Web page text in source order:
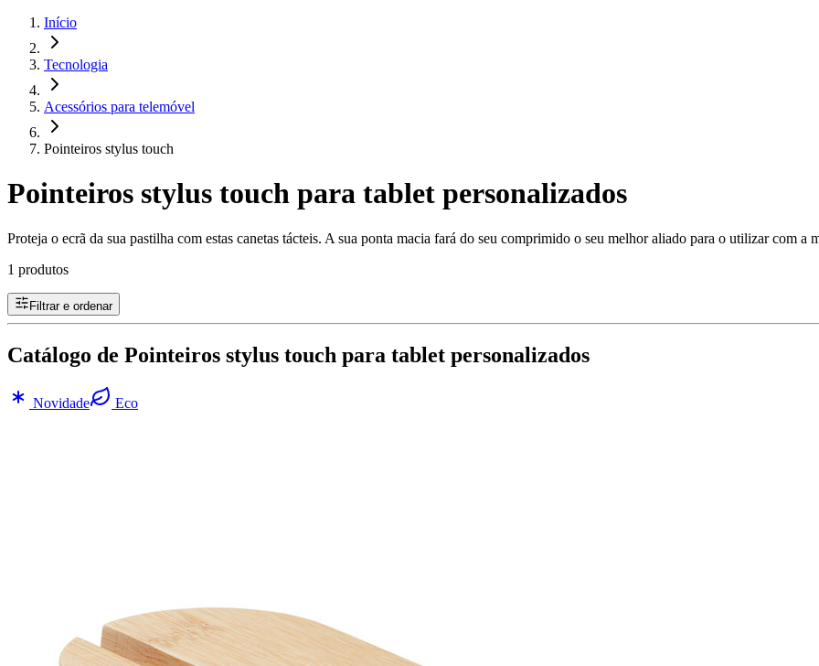
Início
Tecnologia
Acessórios para telemóvel
Pointeiros stylus touch
Pointeiros stylus touch para tablet personalizados
Proteja o ecrã da sua pastilha com estas canetas tácteis. A sua ponta macia fará do seu comprimido o seu melhor aliado para o utilizar com a
1 produtos
Filtrar e ordenar
Catálogo de Pointeiros stylus touch para tablet personalizados
Novidade Eco